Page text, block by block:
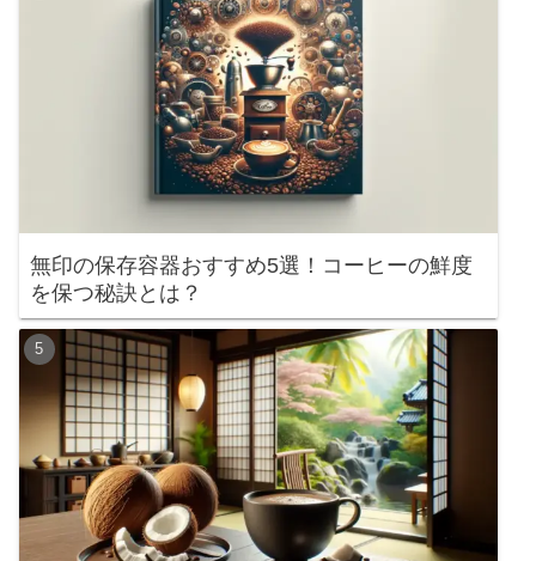
無印の保存容器おすすめ5選！コーヒーの鮮度
を保つ秘訣とは？